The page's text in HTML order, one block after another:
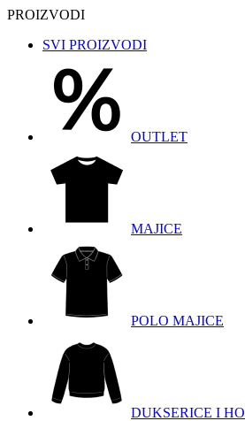
PROIZVODI
SVI PROIZVODI
OUTLET
MAJICE
POLO MAJICE
DUKSERICE I